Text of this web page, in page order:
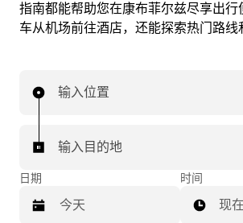
指南都能帮助您在康布菲尔兹尽享出行
车从机场前往酒店，还能探索热门路线
输入位置
输入目的地
日期 时间
现在